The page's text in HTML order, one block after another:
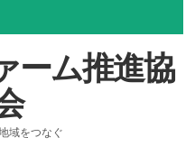
ーム推進協
域をつなぐ